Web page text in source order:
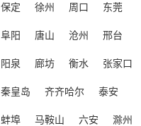
保定 徐州 周口 东莞
阜阳 唐山 沧州 邢台
阳泉 廊坊 衡水 张家口
秦皇岛 齐齐哈尔 泰安
蚌埠 马鞍山 六安 滁州